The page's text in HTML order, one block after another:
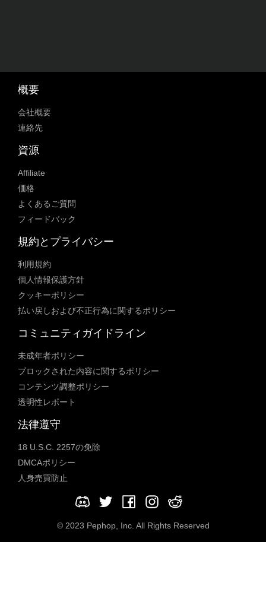
概要
会社概要
連絡先
資源
Affiliate
価格
よくあるご質問
フィードバック
規約とプライバシー
利用規約
個人情報保護方針
クッキーポリシー
払い戻しおよび不正行為に関するポリシー
コミュニティガイドライン
未成年者ポリシー
ブロックされた内容に関するポリシー
コンテンツ調整ポリシー
透明性レポート
法律遵守
18 U.S.C. 2257の免除
DMCAポリシー
人身売買防止
© 2023 Pephop, Inc. All Rights Reserved